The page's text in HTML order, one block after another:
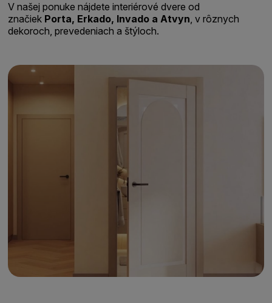
V našej ponuke nájdete interiérové dvere od
značiek Porta, Erkado, Invado a Atvyn, v rôznych
dekoroch, prevedeniach a štýloch.